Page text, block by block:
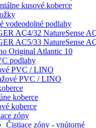
kusové koberce
vodeodolné podlahy
AC4/32 NatureSense
AC5/33 NatureSense
Original Atlantic 10
podlahy
PVC / LINO
PVC / LINO
koberce
koberce
zóny
Čistiace zóny - vnútorné